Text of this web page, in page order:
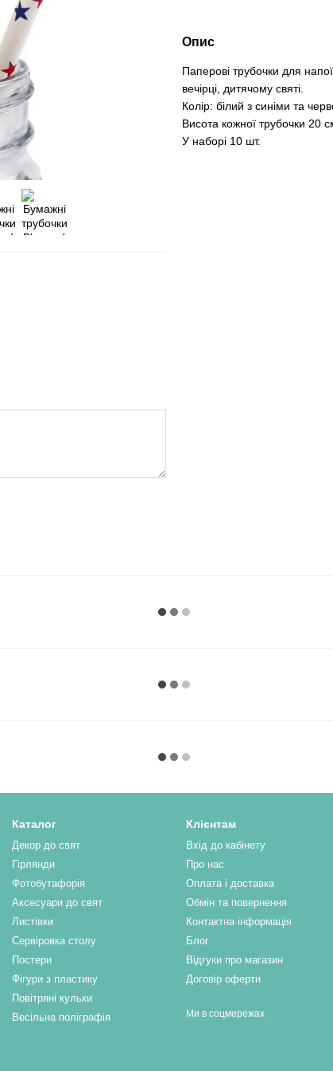
Опис
Паперові трубочки для
вечірці, дитячому святі.
Колір: білий з синіми та
Висота кожної трубочки 20
У наборі 10 шт.
Каталог
Декор до свят
Гірлянди
Фотобутафорія
Аксесуари до свят
Листівки
Сервіровка столу
Постери
Фігури з пластику
Повітряні кульки
Весільна поліграфія
Клієнтам
Вхід до кабінету
Про нас
Оплата і доставка
Обмін та повернення
Контактна інформація
Блог
Відгуки про магазин
Договір оферти
Ми в соцмережах